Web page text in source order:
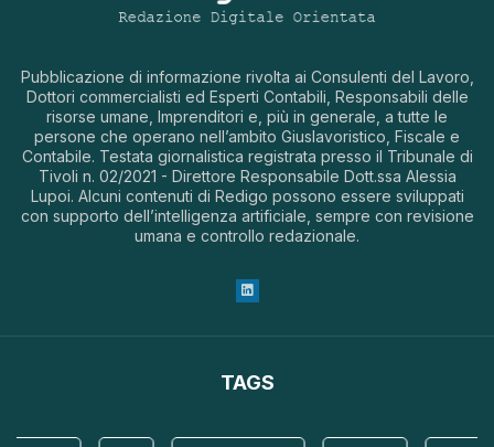
Pubblicazione di informazione rivolta ai Consulenti del Lavoro,
Dottori commercialisti ed Esperti Contabili, Responsabili delle
risorse umane, Imprenditori e, più in generale, a tutte le
persone che operano nell’ambito Giuslavoristico, Fiscale e
Contabile. Testata giornalistica registrata presso il Tribunale di
Tivoli n. 02/2021 - Direttore Responsabile Dott.ssa Alessia
Lupoi. Alcuni contenuti di Redigo possono essere sviluppati
con supporto dell’intelligenza artificiale, sempre con revisione
umana e controllo redazionale.
TAGS